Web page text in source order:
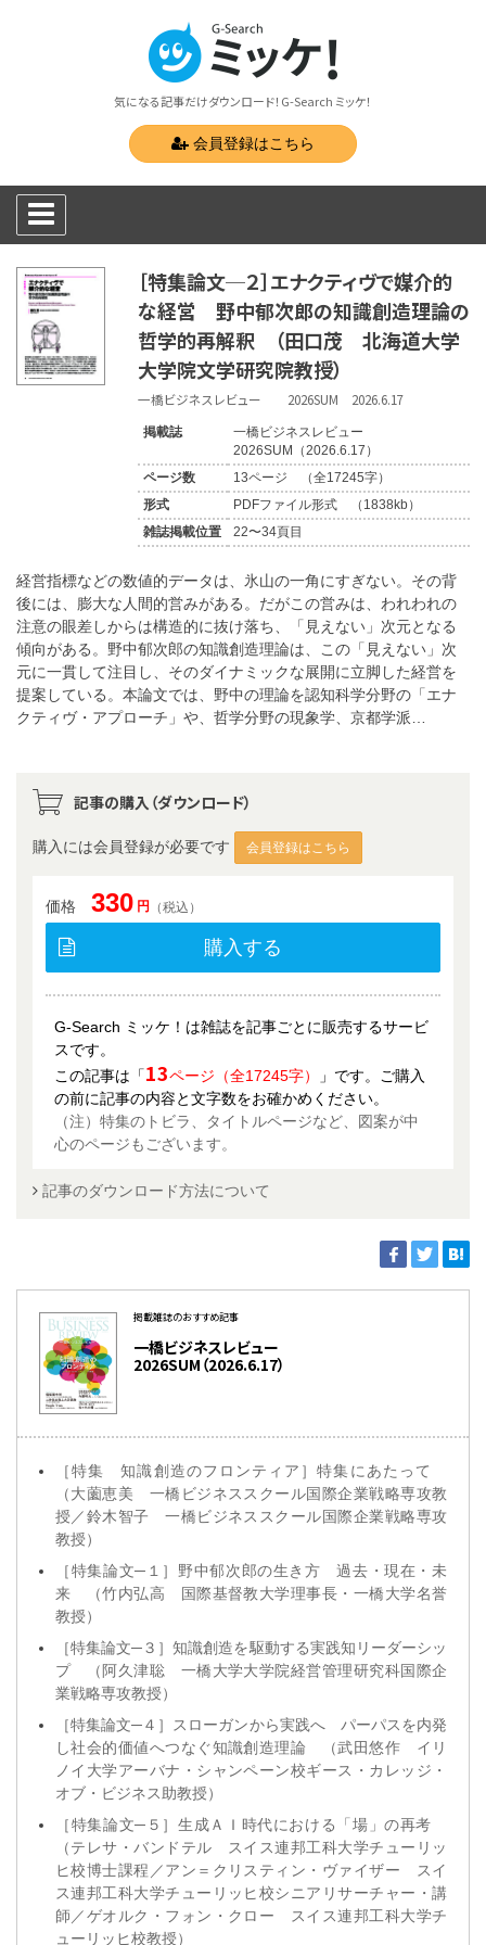
気になる記事だけダウンロード！G-Search ミッケ！
会員登録はこちら
［特集論文─２］エナクティヴで媒介的
な経営 野中郁次郎の知識創造理論の
哲学的再解釈 （田口茂 北海道大学
大学院文学研究院教授）
一橋ビジネスレビュー 2026SUM 2026.6.17
掲載誌
一橋ビジネスレビュー
2026SUM（2026.6.17）
ページ数
13ページ （全17245字）
形式
PDFファイル形式 （1838kb）
雑誌掲載位置
22〜34頁目
経営指標などの数値的データは、氷山の一角にすぎない。その背
後には、膨大な人間的営みがある。だがこの営みは、われわれの
注意の眼差しからは構造的に抜け落ち、「見えない」次元となる
傾向がある。野中郁次郎の知識創造理論は、この「見えない」次
元に一貫して注目し、そのダイナミックな展開に立脚した経営を
提案している。本論文では、野中の理論を認知科学分野の「エナ
クティヴ・アプローチ」や、哲学分野の現象学、京都学派…
記事の購入（ダウンロード）
購入には会員登録が必要です 会員登録はこちら
価格 330 円 （税込）
購入する
G-Search ミッケ！は雑誌を記事ごとに販売するサービ
スです。
この記事は「13ページ（全17245字）
」です。ご購入
の前に記事の内容と文字数をお確かめください。
（注）特集のトビラ、タイトルページなど、図案が中
心のページもございます。
記事のダウンロード方法について
掲載雑誌のおすすめ記事
一橋ビジネスレビュー
2026SUM（2026.6.17）
［特集 知識創造のフロンティア］特集にあたって
（大薗恵美 一橋ビジネススクール国際企業戦略専攻教
授／鈴木智子 一橋ビジネススクール国際企業戦略専攻
教授）
［特集論文─１］野中郁次郎の生き方 過去・現在・未
来 （竹内弘高 国際基督教大学理事長・一橋大学名誉
教授）
［特集論文─３］知識創造を駆動する実践知リーダーシッ
プ （阿久津聡 一橋大学大学院経営管理研究科国際企
業戦略専攻教授）
［特集論文─４］スローガンから実践へ パーパスを内発
し社会的価値へつなぐ知識創造理論 （武田悠作 イリ
ノイ大学アーバナ・シャンペーン校ギース・カレッジ・
オブ・ビジネス助教授）
［特集論文─５］生成ＡＩ時代における「場」の再考
（テレサ・バンドテル スイス連邦工科大学チューリッ
ヒ校博士課程／アン＝クリスティン・ヴァイザー スイ
ス連邦工科大学チューリッヒ校シニアリサーチャー・講
師／ゲオルク・フォン・クロー スイス連邦工科大学チ
ューリッヒ校教授）